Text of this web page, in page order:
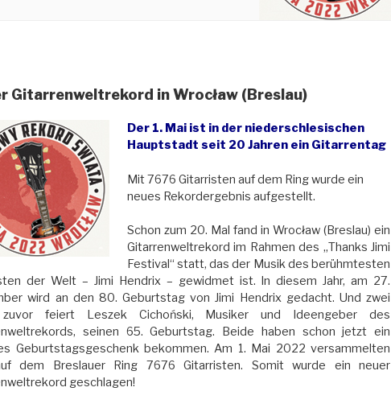
Gitarrenweltrekord in Wrocław (Breslau)
Der 1. Mai ist in der niederschlesischen
Hauptstadt seit 20 Jahren ein Gitarrentag
Mit 7676 Gitarristen auf dem Ring wurde ein
neues Rekordergebnis aufgestellt.
Schon zum 20. Mal fand in Wrocław (Breslau) ein
Gitarrenweltrekord im Rahmen des „Thanks Jimi
Festival“ statt, das der Musik des berühmtesten
der Welt – Jimi Hendrix – gewidmet ist. In diesem Jahr, am 27.
wird an den 80. Geburtstag von Jimi Hendrix gedacht. Und zwei
feiert Leszek Cichoński, Musiker und Ideengeber des
seinen 65. Geburtstag. Beide haben schon jetzt ein
Geburtstagsgeschenk bekommen. Am 1. Mai 2022 versammelten
dem Breslauer Ring 7676 Gitarristen. Somit wurde ein neuer
geschlagen!